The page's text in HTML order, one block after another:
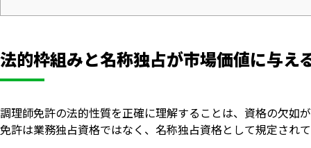
法的枠組みと名称独占が市場価値に与え
調理師免許の法的性質を正確に理解することは、資格の欠如
免許は業務独占資格ではなく、名称独占資格として規定され